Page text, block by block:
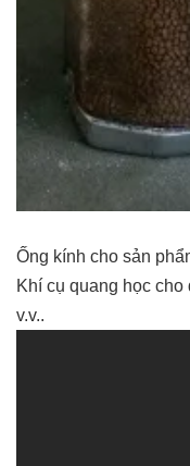
Ống kính cho sản
Khí cụ quang học cho
v.v..